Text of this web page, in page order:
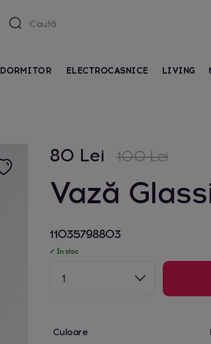
DORMITOR ELECTROCASNICE LIVING
80 Lei 100 Lei
Vază
11035798803
✓ În stoc
1
Culoare